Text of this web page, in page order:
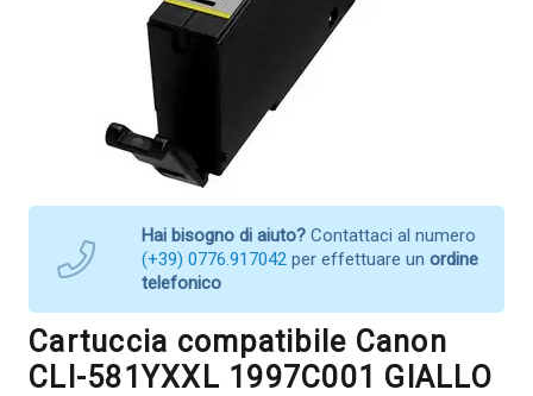
Hai bisogno di aiuto? Contattaci al numero
(+39) 0776.917042 per effettuare un ordine
telefonico
Cartuccia compatibile Canon
CLI-581YXXL 1997C001 GIALLO